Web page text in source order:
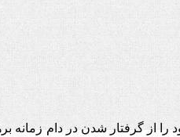
از گرفتار شدن در دام زمانه